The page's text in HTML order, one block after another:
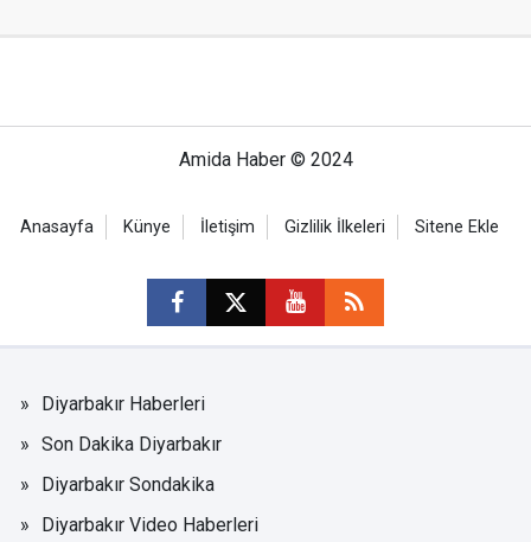
Amida Haber © 2024
Anasayfa Künye İletişim Gizlilik İlkeleri Sitene Ekle
Diyarbakır Haberleri
Son Dakika Diyarbakır
Diyarbakır Sondakika
Diyarbakır Video Haberleri